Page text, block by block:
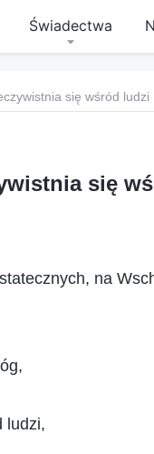
Świadectwa
się wśród ludzi
się
na
ludzi,